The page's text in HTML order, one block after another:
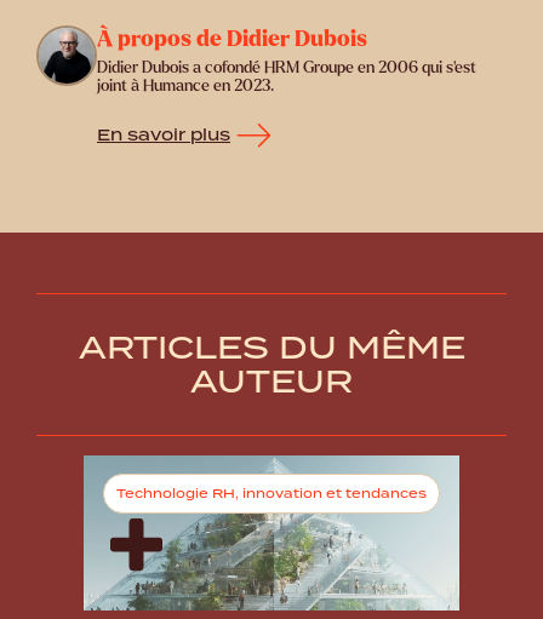
À propos de Didier Dubois
Didier Dubois a cofondé HRM Groupe en 2006 qui s'est
joint à Humance en 2023.
En savoir plus
ARTICLES DU MÊME
AUTEUR
Technologie RH, innovation et tendances